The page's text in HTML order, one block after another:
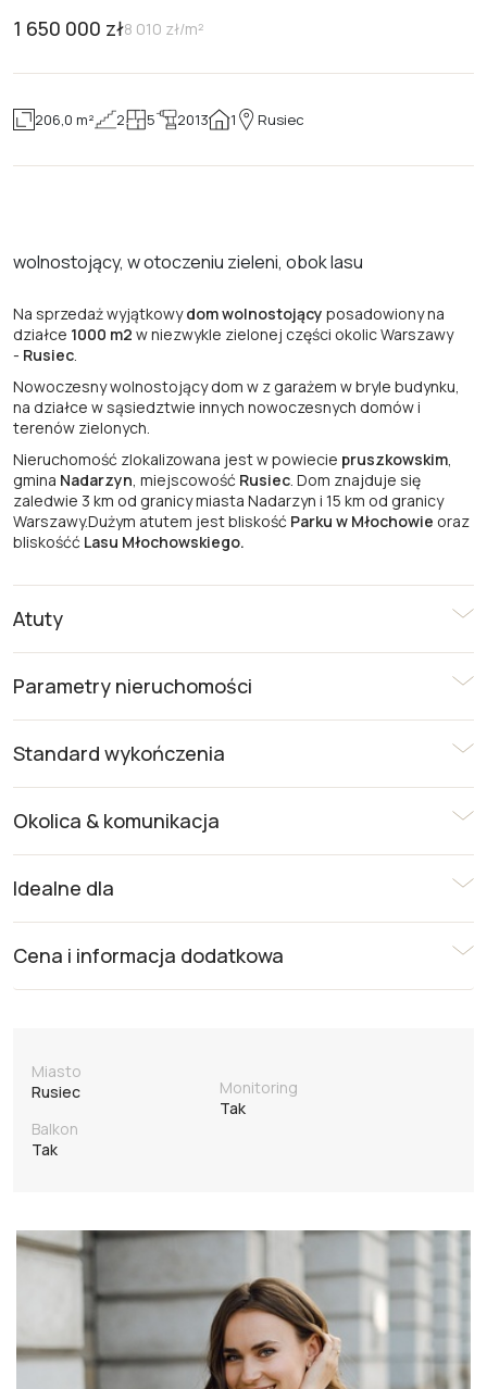
1 650 000 zł8 010 zł/m²
206,0 m² 2 5 2013 1 Rusiec
wolnostojący, w otoczeniu zieleni, obok lasu
Na sprzedaż wyjątkowydom wolnostojący posadowiony na
działce 1000 m2 w niezwykle zielonej części okolic Warszawy
- Rusiec.
Nowoczesny wolnostojący dom w z garażem w bryle budynku,
na działce w sąsiedztwie innych nowoczesnych domów i
terenów zielonych.
Nieruchomość zlokalizowana jest w powiecie pruszkowskim,
gmina Nadarzyn, miejscowość Rusiec. Dom znajduje się
zaledwie 3 km od granicy miasta Nadarzyn i 15 km od granicy
Warszawy.Dużym atutem jest bliskość Parku w Młochowie oraz
bliskośćć Lasu Młochowskiego.
Atuty
Parametry nieruchomości
Standard wykończenia
Okolica & komunikacja
Idealne dla
Cena i informacja dodatkowa
Miasto
Rusiec
Balkon
Tak
Monitoring
Tak